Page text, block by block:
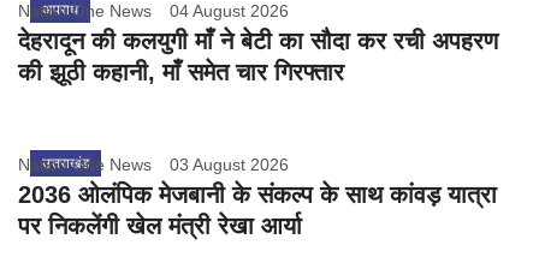
अपराध
Nation One News 04 August 2026
देहरादून की कलयुगी माँ ने बेटी का सौदा कर रची अपहरण
की झूठी कहानी, माँ समेत चार गिरफ्तार
उत्तराखंड
Nation One News 03 August 2026
2036 ओलंपिक मेजबानी के संकल्प के साथ कांवड़ यात्रा
पर निकलेंगी खेल मंत्री रेखा आर्या